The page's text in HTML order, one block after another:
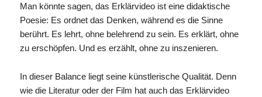
Man könnte sagen, das Erklärvideo ist eine didaktische
Poesie: Es ordnet das Denken, während es die Sinne
berührt. Es lehrt, ohne belehrend zu sein. Es erklärt, ohne
zu erschöpfen. Und es erzählt, ohne zu inszenieren.
In dieser Balance liegt seine künstlerische Qualität. Denn
wie die Literatur oder der Film hat auch das Erklärvideo